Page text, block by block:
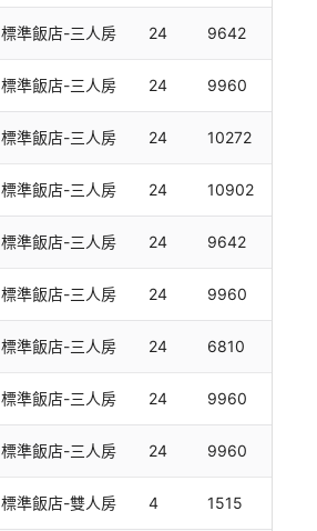
標準飯店-三人房 24 9642
標準飯店-三人房 24 9960
標準飯店-三人房 24 10272
標準飯店-三人房 24 10902
標準飯店-三人房 24 9642
標準飯店-三人房 24 9960
標準飯店-三人房 24 6810
標準飯店-三人房 24 9960
標準飯店-三人房 24 9960
標準飯店-雙人房 4 1515